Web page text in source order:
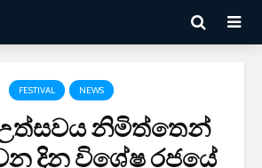
FESTIVAL NEWS
නිමිත්තෙන්
දින විශේෂ රජයේ